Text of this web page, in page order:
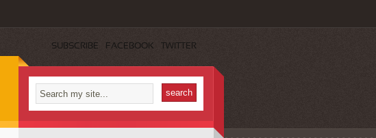
SUBSCRIBE FACEBOOK TWITTER